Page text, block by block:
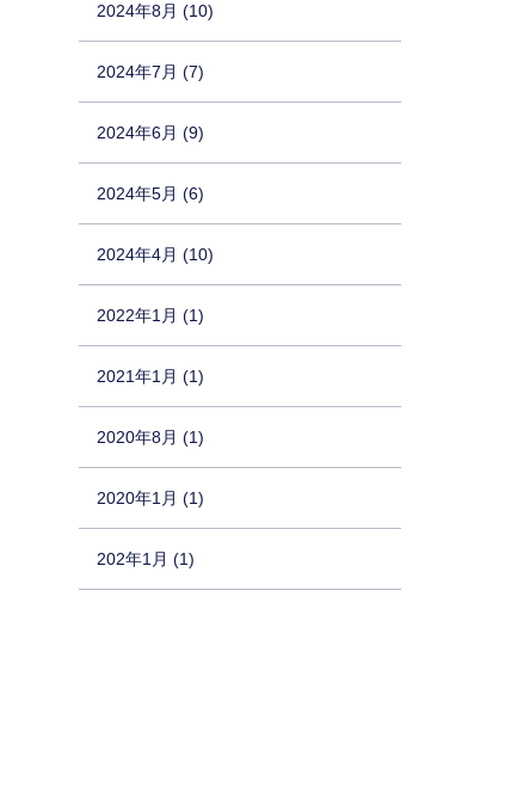
2024年8月 (10)
2024年7月 (7)
2024年6月 (9)
2024年5月 (6)
2024年4月 (10)
2022年1月 (1)
2021年1月 (1)
2020年8月 (1)
2020年1月 (1)
202年1月 (1)